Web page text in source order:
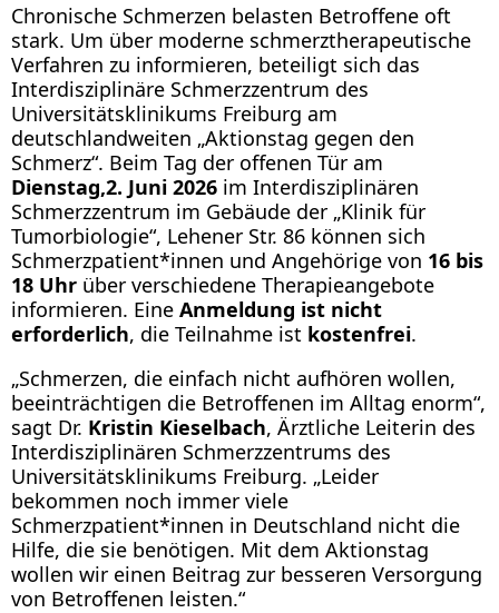
Chronische Schmerzen belasten Betroffene oft
stark. Um über moderne schmerztherapeutische
Verfahren zu informieren, beteiligt sich das
Interdisziplinäre Schmerzzentrum des
Universitätsklinikums Freiburg am
deutschlandweiten „Aktionstag gegen den
Schmerz“. Beim Tag der offenen Tür am
Dienstag,2. Juni 2026 im Interdisziplinären
Schmerzzentrum im Gebäude der „Klinik für
Tumorbiologie“, Lehener Str. 86 können sich
Schmerzpatient*innen und Angehörige von 16 bis
18 Uhr über verschiedene Therapieangebote
informieren. Eine Anmeldung ist nicht
erforderlich, die Teilnahme ist kostenfrei.
„Schmerzen, die einfach nicht aufhören wollen,
beeinträchtigen die Betroffenen im Alltag enorm“,
sagt Dr. Kristin Kieselbach, Ärztliche Leiterin des
Interdisziplinären Schmerzzentrums des
Universitätsklinikums Freiburg. „Leider
bekommen noch immer viele
Schmerzpatient*innen in Deutschland nicht die
Hilfe, die sie benötigen. Mit dem Aktionstag
wollen wir einen Beitrag zur besseren Versorgung
von Betroffenen leisten.“